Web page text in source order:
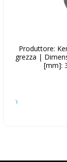
Produttore:
grezza |
[mm]: